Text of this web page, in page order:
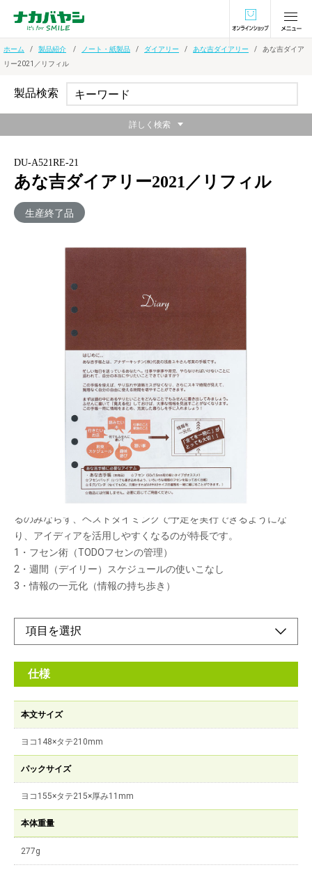
オンラインショ
ホーム 製品紹介 ノート・紙製品 ダイアリー あな吉ダイアリー
あな吉ダイア
リー2021／リフィル
DU-A521RE-21
あな吉ダイアリー2021／リフィル
生産終了品
あな吉ダイアリー発売7年目を迎え好評。主婦のた
めの手帳術（あな吉手帳術）の浅倉ユキ先生監修
メーカー希望小売価格：
+ 税
生産終了品
3つで成り立つ手帳の使いこなし術。単にスケジュールを管理す
るのみならず、ベストタイミングで予定を実行できるようにな
り、アイディアを活用しやすくなるのが特長です。
1・フセン術（TODOフセンの管理）
2・週間（デイリー）スケジュールの使いこなし
3・情報の一元化（情報の持ち歩き）
仕様
本文サイズ
ヨコ148×タテ210mm
パックサイズ
ヨコ155×タテ215×厚み11mm
本体重量
277g
製品検索
詳しく検索